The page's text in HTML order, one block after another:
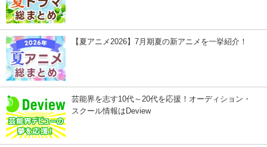
【夏アニメ2026】7月期夏の新アニメを一挙紹介！
芸能界を志す10代～20代を応援！オーディション・
スクール情報はDeview